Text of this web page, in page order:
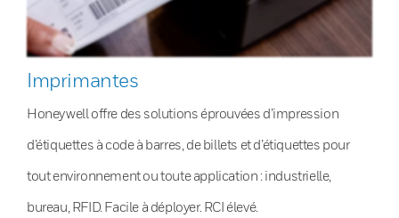
Imprimantes
Honeywell offre des solutions éprouvées d’impression
d’étiquettes à code à barres, de billets et d’étiquettes pour
tout environnement ou toute application : industrielle,
bureau, RFID. Facile à déployer. RCI élevé.